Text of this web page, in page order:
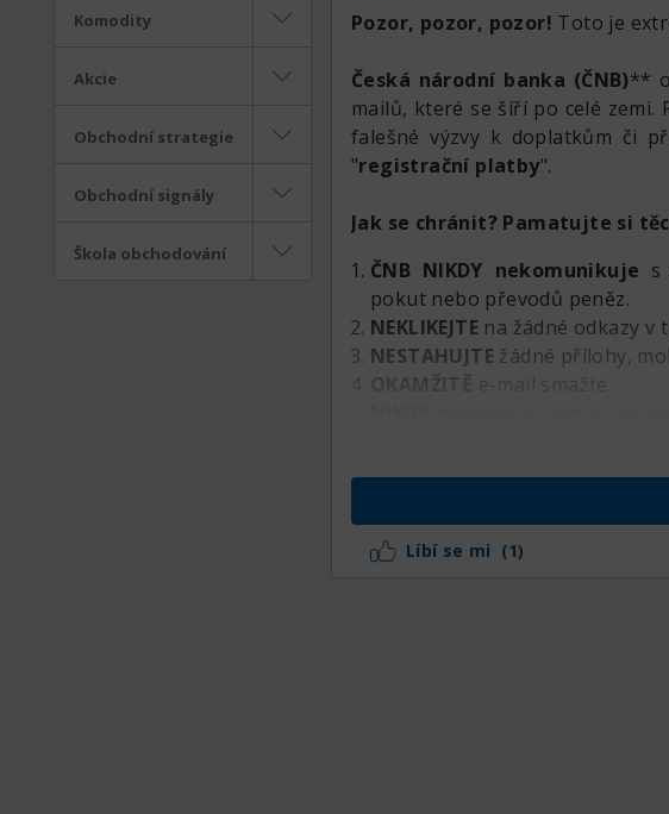
Komodity
Akcie
Obchodní strategie
Obchodní signály
Škola obchodování
Pozor, pozor, pozor! Toto je
Česká národní banka (ČNB)**
mailů, které se šíří po celé zemi.
falešné výzvy k doplatkům či
"registrační platby".
Jak se chránit? Pamatujte si
ČNB NIKDY nekomunikuje s
pokut nebo převodů peněz.
NEKLIKEJTE na žádné odkazy v
NESTAHUJTE žádné přílohy,
OKAMŽITĚ
Šiřte tento příspěvek dál
někomu ušetřit tisíce korun.
Líbí se mi (1)